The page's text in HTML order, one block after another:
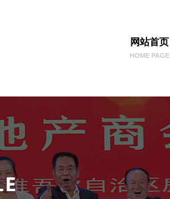
网站首页
HOME PAGE